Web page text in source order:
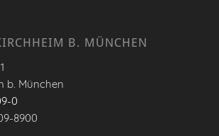
B. MÜNCHEN
b. München
0
8900